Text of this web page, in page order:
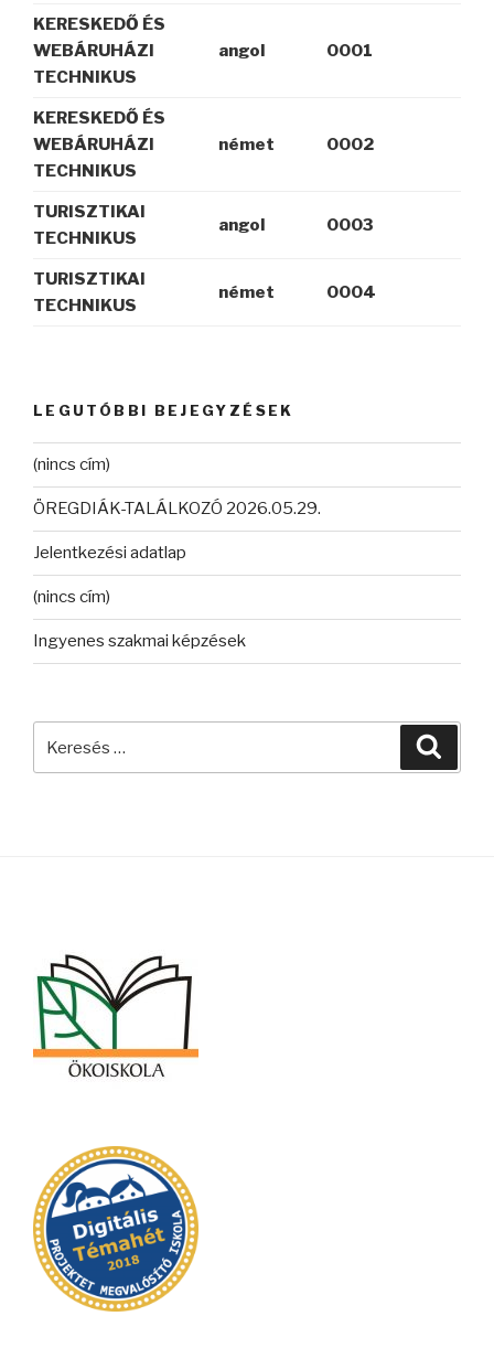
KERESKEDŐ ÉS
WEBÁRUHÁZI
TECHNIKUS
angol 0001
KERESKEDŐ ÉS
WEBÁRUHÁZI
TECHNIKUS
német 0002
TURISZTIKAI
TECHNIKUS
angol 0003
TURISZTIKAI
TECHNIKUS
német 0004
LEGUTÓBBI BEJEGYZÉSEK
(nincs cím)
ÖREGDIÁK-TALÁLKOZÓ 2026.05.29.
Jelentkezési adatlap
(nincs cím)
Ingyenes szakmai képzések